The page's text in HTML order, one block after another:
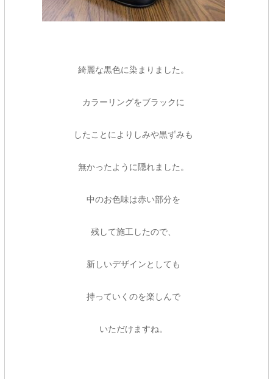
綺麗な黒色に染まりました。
カラーリングをブラックに
したことによりしみや黒ずみも
無かったように隠れました。
中のお色味は赤い部分を
残して施工したので、
新しいデザインとしても
持っていくのを楽しんで
いただけますね。